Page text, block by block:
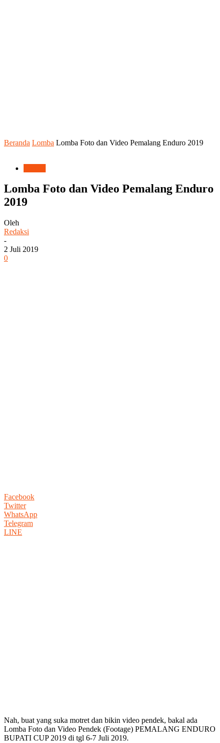
Beranda Lomba Lomba Foto dan Video Pemalang Enduro 2019
Lomba Foto dan Video Pemalang Enduro
2019
Oleh
Redaksi
-
2 Juli 2019
0
Facebook
Twitter
WhatsApp
Telegram
LINE
Nah, buat yang suka motret dan bikin video pendek, bakal ada
Lomba Foto dan Video Pendek (Footage) PEMALANG ENDURO
BUPATI CUP 2019 di tgl 6-7 Juli 2019.